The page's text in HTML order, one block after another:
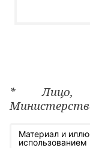
* Лицо,
Материал и
использованием